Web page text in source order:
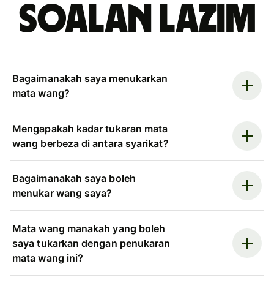
Soalan Lazim
Bagaimanakah saya menukarkan
mata wang?
Mengapakah kadar tukaran mata
wang berbeza di antara syarikat?
Bagaimanakah saya boleh
menukar wang saya?
Mata wang manakah yang boleh
saya tukarkan dengan penukaran
mata wang ini?